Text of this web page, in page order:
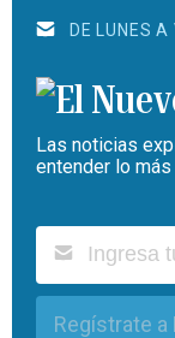
DE LUNES A
Las noticias
entender lo
Regístrate a